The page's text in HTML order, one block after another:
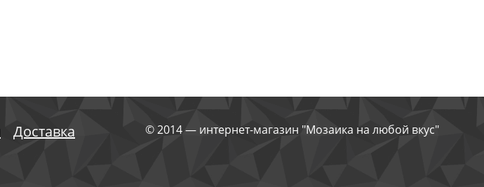
Доставка
© 2014 — интернет-магазин "Мозаика на любой вкус"